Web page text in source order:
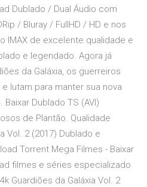
Dublado / Dual Áudio com
/ Bluray / FullHD / HD e nos
IMAX de excelente qualidade e
e legendado. Agora já
da Galáxia, os guerreiros
lutam para manter sua nova
Dublado TS (AVI)
de Plantão. Qualidade
Vol. 2 (2017) Dublado e
Torrent Mega Filmes - Baixar
filmes e séries especializado
Guardiões da Galáxia Vol. 2